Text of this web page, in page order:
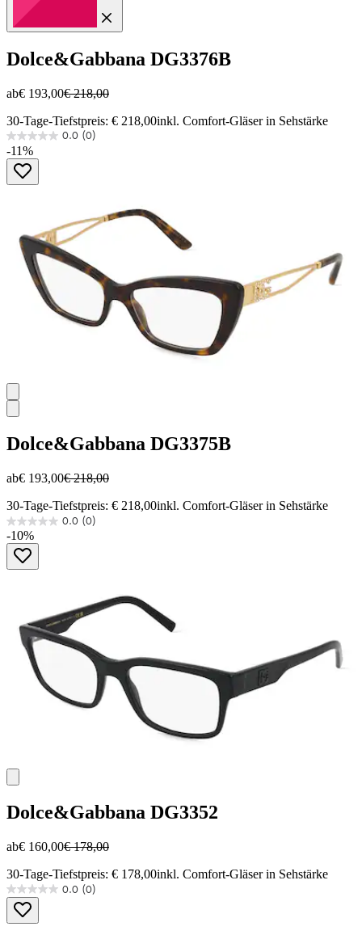
Dolce&Gabbana DG3376B
ab€ 193,00€ 218,00
30-Tage-Tiefstpreis: € 218,00inkl. Comfort-Gläser in Sehstärke
0.0 (0)
0.0
von
Sternen.
-11%
Dolce&Gabbana DG3375B
ab€ 193,00€ 218,00
30-Tage-Tiefstpreis: € 218,00inkl. Comfort-Gläser in Sehstärke
0.0 (0)
0.0
von
Sternen.
-10%
Dolce&Gabbana DG3352
ab€ 160,00€ 178,00
30-Tage-Tiefstpreis: € 178,00inkl. Comfort-Gläser in Sehstärke
0.0 (0)
0.0
von
5